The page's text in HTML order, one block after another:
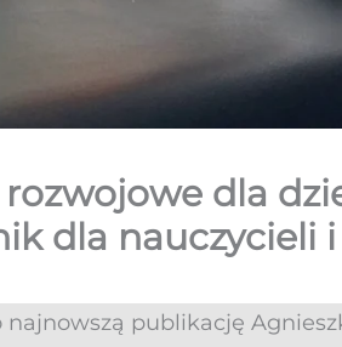
dla
dla nauczycieli
publikację